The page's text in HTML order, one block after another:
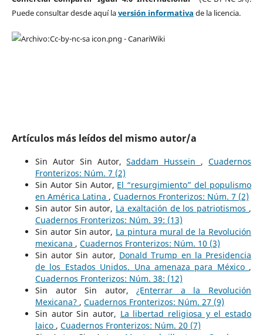
Puede consultar desde aquí laversión informativa de la licencia.
Artículos más leídos del mismo autor/a
Sin Autor Sin Autor,Saddam Hussein ,Cuadernos
Fronterizos: Núm. 7 (2)
Sin Autor Sin Autor, El “resurgimiento” del populismo
en América Latina , Cuadernos Fronterizos: Núm. 7 (2)
Sin autor Sin autor, La exaltación de los patriotismos ,
Cuadernos Fronterizos: Núm. 39: (13)
Sin autor Sin autor, La pintura mural de la Revolución
mexicana , Cuadernos Fronterizos: Núm. 10 (3)
Sin autor Sin autor, Donald Trump en la Presidencia
de los Estados Unidos. Una amenaza para México ,
Cuadernos Fronterizos: Núm. 38: (12)
Sin autor Sin autor,¿Enterrar a la Revolución
Mexicana? , Cuadernos Fronterizos: Núm. 27 (9)
Sin autor Sin autor, La libertad religiosa y el estado
laico , Cuadernos Fronterizos: Núm. 20 (7)